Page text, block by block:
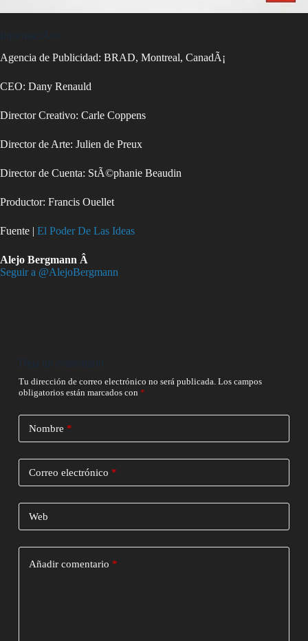
InformaciÃ³n
Agencia de Publicidad: BRAD, Montreal, CanadÃ¡
CEO: Dany Renauld
Director Creativo: Carle Coppens
Director de Arte: Julien de Preux
Director de Cuenta: StÃ©phanie Beaudin
Productor: Francis Ouellet
Fuente | El Poder De Las Ideas
Alejo Bergmann Â
Seguir a @AlejoBergmann
Deja un comentario
Tu dirección de correo electrónico no será publicada. Los campos
obligatorios están marcados con *
Nombre *
Correo electrónico *
Web
Añadir comentario *